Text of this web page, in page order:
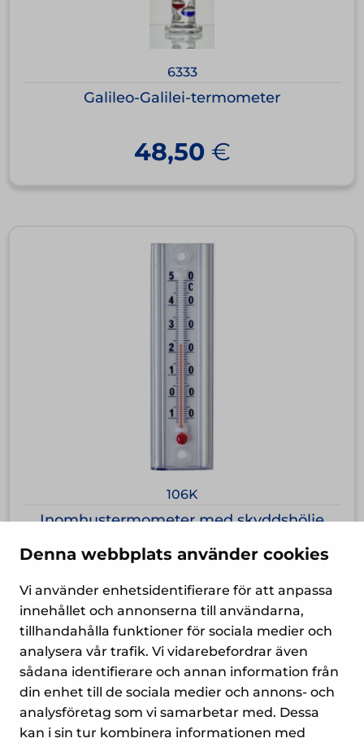
Denna webbplats använder cookies
Vi använder enhetsidentifierare för att anpassa
innehållet och annonserna till användarna,
tillhandahålla funktioner för sociala medier och
analysera vår trafik. Vi vidarebefordrar även
sådana identifierare och annan information från
din enhet till de sociala medier och annons- och
analysföretag som vi samarbetar med. Dessa
kan i sin tur kombinera informationen med
6333
Galileo-Galilei-termometer
48,50 €
106K
Inomhustermometer med skyddshölje